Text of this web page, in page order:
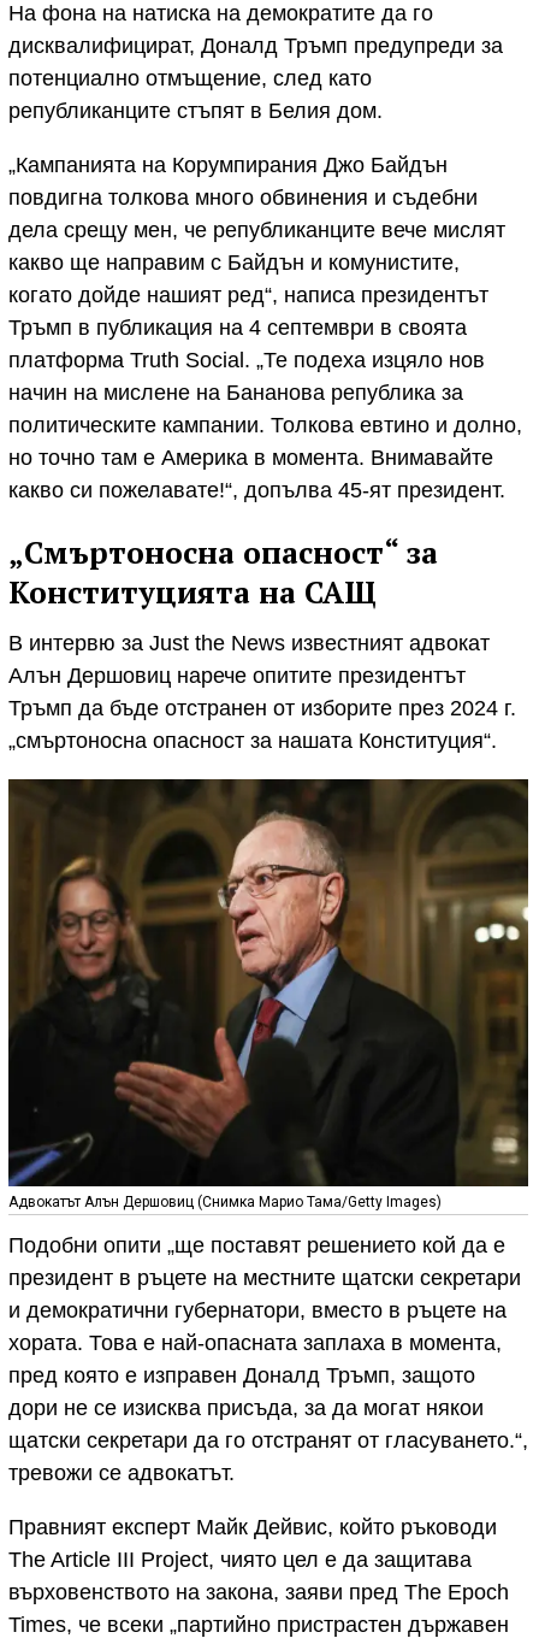
На фона на натиска на демократите да го
дисквалифицират, Доналд Тръмп предупреди за
потенциално отмъщение, след като
републиканците стъпят в Белия дом.
„Кампанията на Корумпирания Джо Байдън
повдигна толкова много обвинения и съдебни
дела срещу мен, че републиканците вече мислят
какво ще направим с Байдън и комунистите,
когато дойде нашият ред“, написа президентът
Тръмп в публикация на 4 септември в своята
платформа Truth Social. „Те подеха изцяло нов
начин на мислене на Бананова република за
политическите кампании. Толкова евтино и долно,
но точно там е Америка в момента. Внимавайте
какво си пожелавате!“, допълва 45-ят президент.
„Смъртоносна опасност“ за
Конституцията на САЩ
В интервю за Just the News известният адвокат
Алън Дершовиц нарече опитите президентът
Тръмп да бъде отстранен от изборите през 2024 г.
„смъртоносна опасност за нашата Конституция“.
Адвокатът Алън Дершовиц (Снимка Марио Тама/Getty Images)
Подобни опити „ще поставят решението кой да е
президент в ръцете на местните щатски секретари
и демократични губернатори, вместо в ръцете на
хората. Това е най-опасната заплаха в момента,
пред която е изправен Доналд Тръмп, защото
дори не се изисква присъда, за да могат някои
щатски секретари да го отстранят от гласуването.“,
тревожи се адвокатът.
Правният експерт Майк Дейвис, който ръководи
The Article III Project, чиято цел е да защитава
върховенството на закона, заяви пред The Epoch
Times, че всеки „партийно пристрастен държавен